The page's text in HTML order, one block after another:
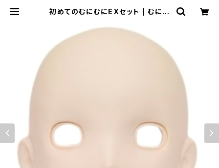
初めてのむにむにEXセット | むにむ